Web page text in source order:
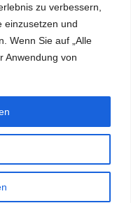
zu verbessern,
einzusetzen und
Wenn Sie auf „Alle
Anwendung von